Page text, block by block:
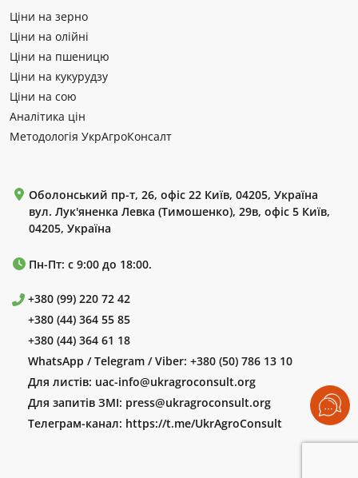
Ціни на зерно
Ціни на олійні
Ціни на пшеницю
Ціни на кукурудзу
Ціни на сою
Аналітика цін
Методологія УкрАгроКонсалт
Оболонський пр-т, 26, офіс 22 Київ, 04205, Україна
вул. Лук'яненка Левка (Тимошенко), 29в, офіс 5 Київ,
04205, Україна
Пн-Пт: с 9:00 до 18:00.
+380 (99) 220 72 42
+380 (44) 364 55 85
+380 (44) 364 61 18
WhatsApp / Telegram / Viber: +380 (50) 786 13 10
Для листів: uac-info@ukragroconsult.org
Для запитів ЗМІ: press@ukragroconsult.org
Телеграм-канал: https://t.me/UkrAgroConsult